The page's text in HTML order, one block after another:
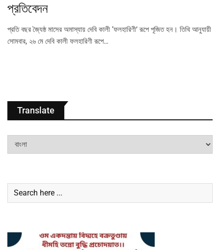
প্রতিবেদন
প্রতি বছর জ্যৈষ্ঠ মাসের অমাস্যায় দেবি কালী ‘ফলহারিণী’ রূপে পূজিত হন। তিথি আনুযায়ী
সোমবার, ২৬ মে দেবি কালী ফলহারিণী রূপে…
Translate